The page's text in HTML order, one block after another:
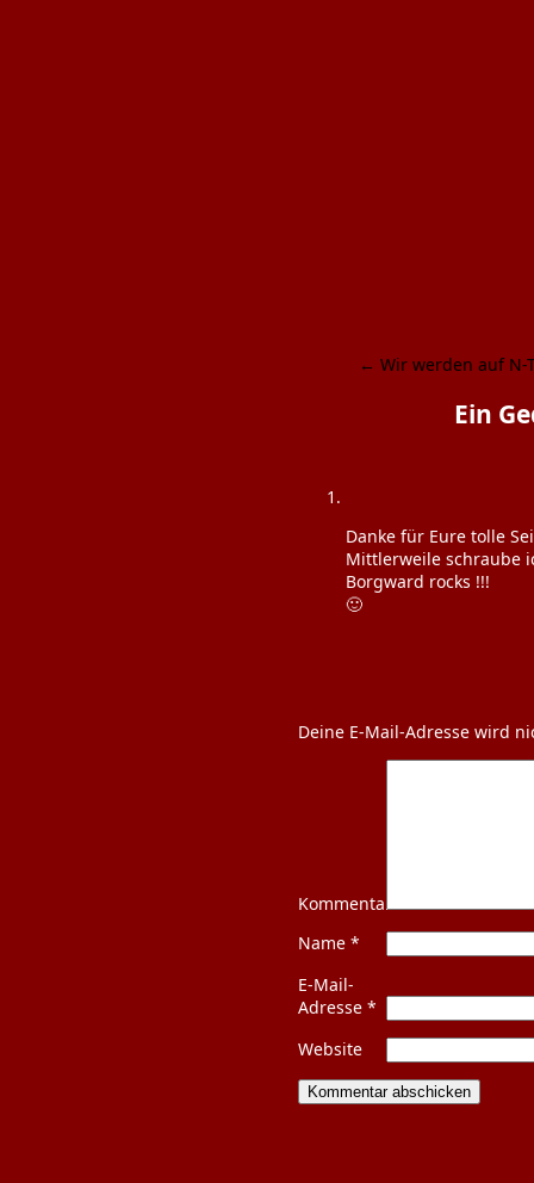
← Wir werden auf N-
Ein
Danke für Eure tolle
Mittlerweile schraube
Borgward rocks !!!
🙂
Deine E-Mail-Adresse wird
Kommentar
Name *
E-Mail-
Adresse *
Website